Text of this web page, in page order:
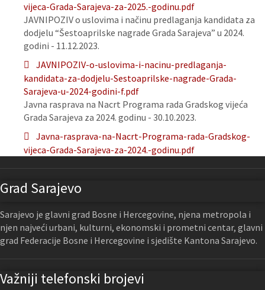
vijeca-Grada-Sarajeva-za-2025.-godinu.pdf
JAVNIPOZIV o uslovima i načinu predlaganja kandidata za
dodjelu “Šestoaprilske nagrade Grada Sarajeva” u 2024.
godini - 11.12.2023.
JAVNIPOZIV-o-uslovima-i-nacinu-predlaganja-
kandidata-za-dodjelu-Sestoaprilske-nagrade-Grada-
Sarajeva-u-2024-godini-f.pdf
Javna rasprava na Nacrt Programa rada Gradskog vijeća
Grada Sarajeva za 2024. godinu - 30.10.2023.
Javna-rasprava-na-Nacrt-Programa-rada-Gradskog-
vijeca-Grada-Sarajeva-za-2024.-godinu.pdf
Grad Sarajevo
Sarajevo je glavni grad Bosne i Hercegovine, njena metropola i
njen najveći urbani, kulturni, ekonomski i prometni centar, glavni
grad Federacije Bosne i Hercegovine i sjedište Kantona Sarajevo.
Važniji telefonski brojevi